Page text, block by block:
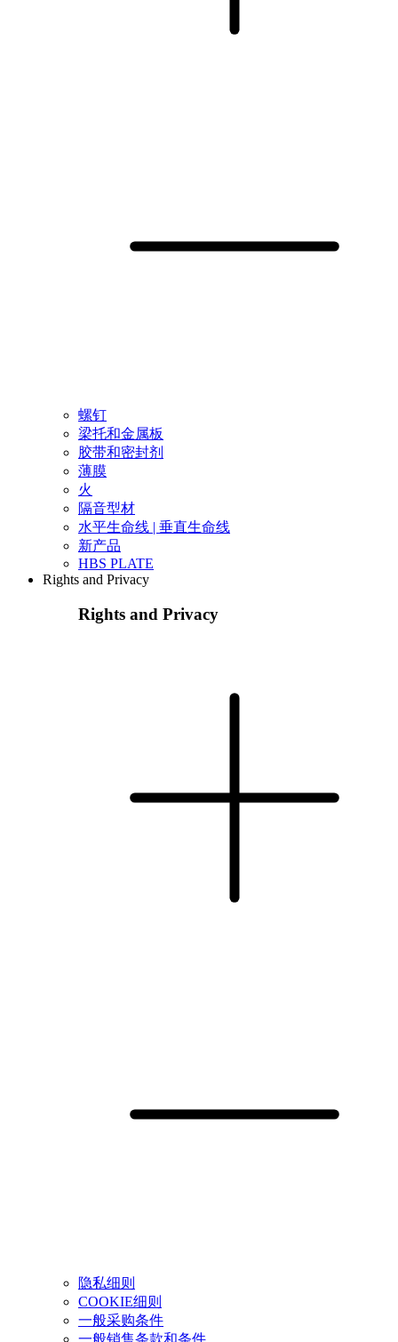
螺钉
梁托和金属板
胶带和密封剂
薄膜
火
隔音型材
水平生命线 | 垂直生命线
新产品
HBS PLATE
Rights and Privacy
Rights and Privacy
隐私细则
COOKIE细则
一般采购条件
一般销售条款和条件